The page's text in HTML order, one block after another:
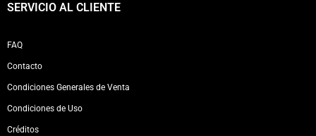
SERVICIO AL CLIENTE
FAQ
Contacto
Condiciones Generales de Venta
Condiciones de Uso
Créditos